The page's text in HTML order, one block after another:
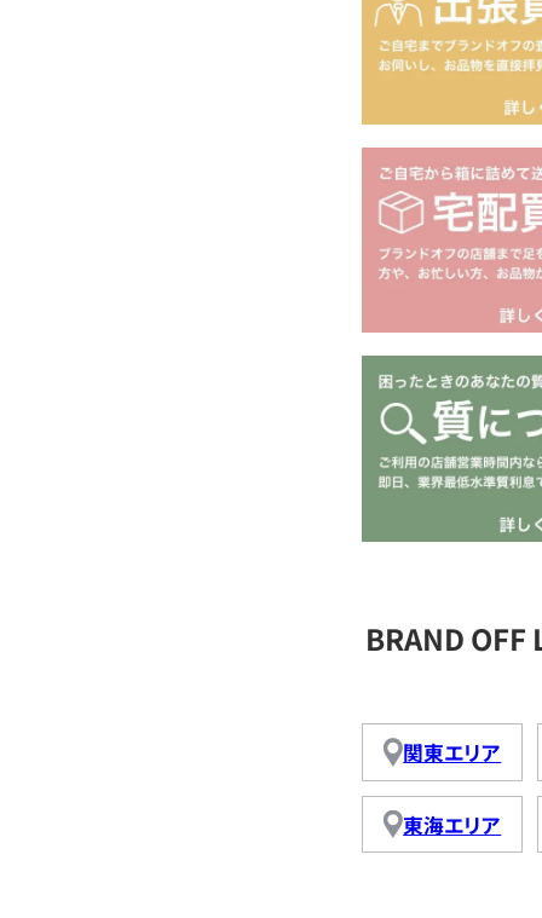
BRAND
関東エリア
東海エリア